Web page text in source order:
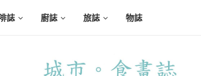
誌 廚誌 旅誌 物誌